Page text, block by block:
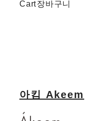
Cart장바구니
아킴 Akeem